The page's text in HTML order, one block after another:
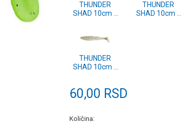
THUNDER
SHAD 10cm 1
THUNDER
SHAD 10cm 1
THUNDER
SHAD 10cm 1
60,00 RSD
Količina: